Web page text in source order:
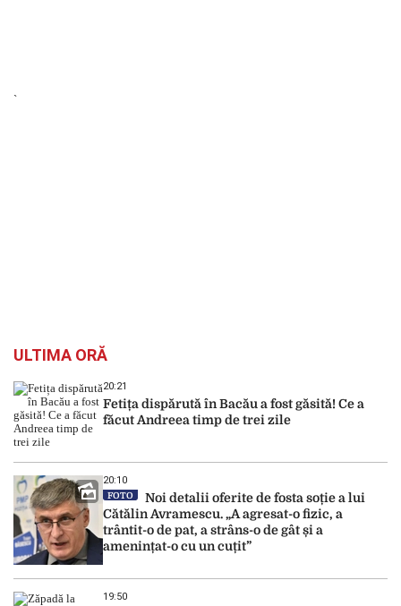
`
ULTIMA ORĂ
20:21
Fetița dispărută în Bacău a fost găsită! Ce a
făcut Andreea timp de trei zile
20:10
FOTO
Noi detalii oferite de fosta soție a lui
Cătălin Avramescu. „A agresat-o fizic, a
trântit-o de pat, a strâns-o de gât și a
amenințat-o cu un cuțit”
19:50